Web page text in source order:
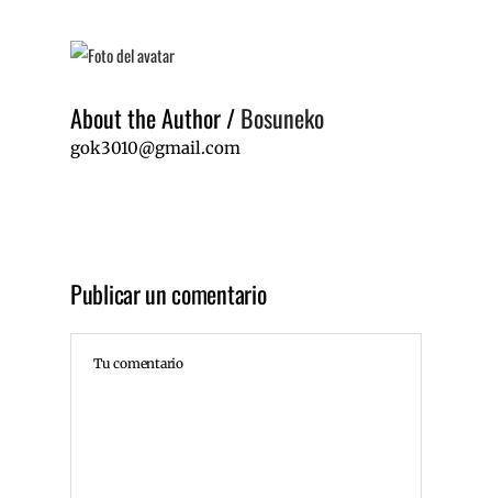
About the Author/Bosuneko
gok3010@gmail.com
Publicar un comentario